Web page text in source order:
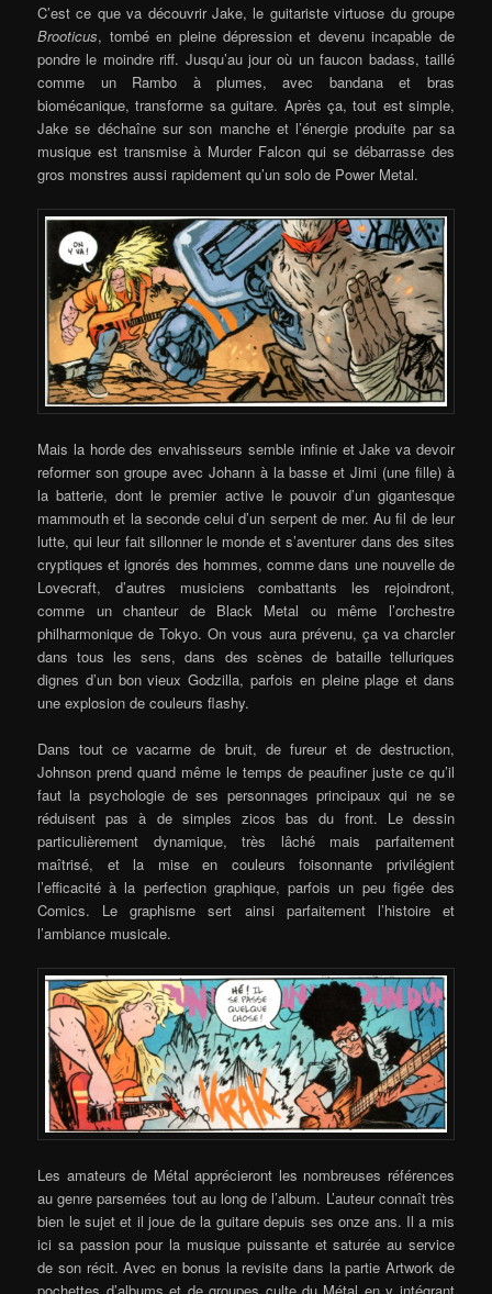
C’est ce que va découvrir Jake, le guitariste virtuose du groupe
Brooticus, tombé en pleine dépression et devenu incapable de
pondre le moindre riff. Jusqu’au jour où un faucon badass, taillé
comme un Rambo à plumes, avec bandana et bras
biomécanique, transforme sa guitare. Après ça, tout est simple,
Jake se déchaîne sur son manche et l’énergie produite par sa
musique est transmise à Murder Falcon qui se débarrasse des
gros monstres aussi rapidement qu’un solo de Power Metal.
Mais la horde des envahisseurs semble infinie et Jake va devoir
reformer son groupe avec Johann à la basse et Jimi (une fille) à
la batterie, dont le premier active le pouvoir d’un gigantesque
mammouth et la seconde celui d’un serpent de mer. Au fil de leur
lutte, qui leur fait sillonner le monde et s’aventurer dans des sites
cryptiques et ignorés des hommes, comme dans une nouvelle de
Lovecraft, d’autres musiciens combattants les rejoindront,
comme un chanteur de Black Metal ou même l’orchestre
philharmonique de Tokyo. On vous aura prévenu, ça va charcler
dans tous les sens, dans des scènes de bataille telluriques
dignes d’un bon vieux Godzilla, parfois en pleine plage et dans
une explosion de couleurs flashy.
Dans tout ce vacarme de bruit, de fureur et de destruction,
Johnson prend quand même le temps de peaufiner juste ce qu’il
faut la psychologie de ses personnages principaux qui ne se
réduisent pas à de simples zicos bas du front. Le dessin
particulièrement dynamique, très lâché mais parfaitement
maîtrisé, et la mise en couleurs foisonnante privilégient
l’efficacité à la perfection graphique, parfois un peu figée des
Comics. Le graphisme sert ainsi parfaitement l’histoire et
l’ambiance musicale.
Les amateurs de Métal apprécieront les nombreuses références
au genre parsemées tout au long de l’album. L’auteur connaît très
bien le sujet et il joue de la guitare depuis ses onze ans. Il a mis
ici sa passion pour la musique puissante et saturée au service
de son récit. Avec en bonus la revisite dans la partie Artwork de